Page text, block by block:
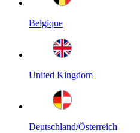
Belgique
United Kingdom
Deutschland/Österreich